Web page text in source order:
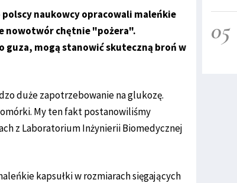
naukowcy opracowali maleńkie
nowotwór chętnie "pożera".
guza, mogą stanowić skuteczną broń w
duże zapotrzebowanie na glukozę.
My ten fakt postanowiliśmy
z Laboratorium Inżynierii Biomedycznej
kapsułki w rozmiarach sięgających
05